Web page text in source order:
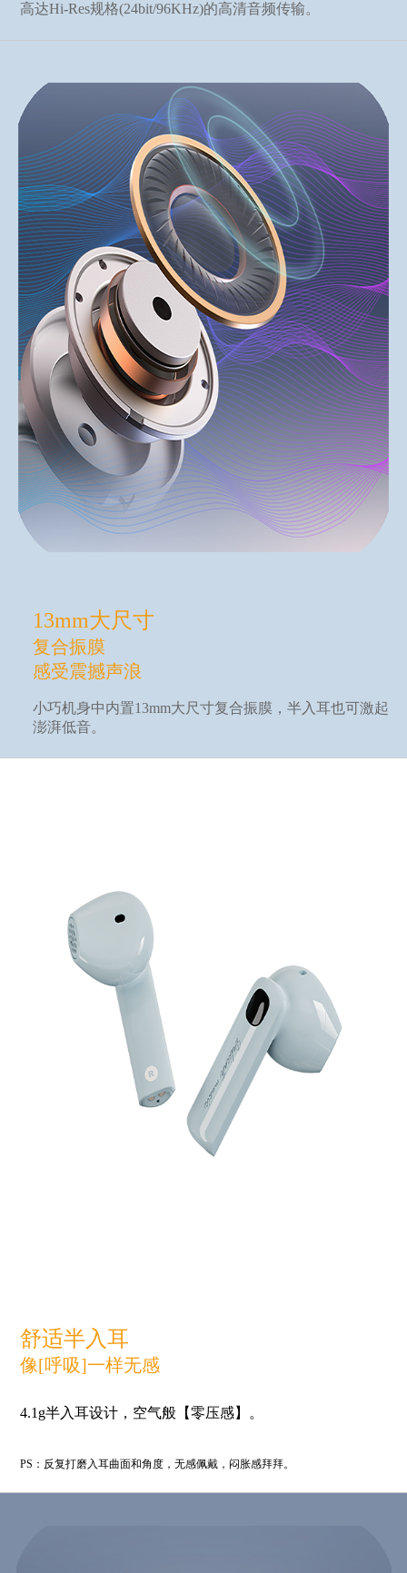
高达Hi-Res规格(24bit/96KHz)的高清音频传输。
13mm大尺寸
复合振膜
感受震撼声浪
小巧机身中内置13mm大尺寸复合振膜，半入耳也可激起
澎湃低音。
舒适半入耳
像[呼吸]一样无感
4.1g半入耳设计，空气般【零压感】。
PS：反复打磨入耳曲面和角度，无感佩戴，闷胀感拜拜。